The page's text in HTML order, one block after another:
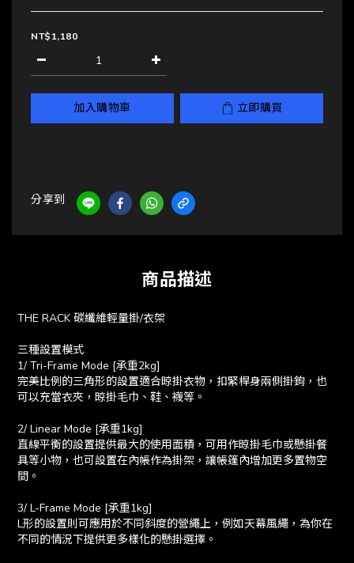
NT$1,180
加入購物車 立即購買
分享到
商品描述
THE RACK 碳纖維輕量掛/衣架
三種設置模式
1/ Tri-Frame Mode [承重2kg]
完美比例的三角形的設置適合晾掛衣物，扣緊桿身兩側掛鉤，也
可以充當衣夾，晾掛毛巾、鞋、襪等。
2/ Linear Mode [承重1kg]
直線平衡的設置提供最大的使用面積，可用作晾掛毛巾或懸掛餐
具等小物，也可設置在內帳作為掛架，讓帳篷內增加更多置物空
間。
3/ L-Frame Mode [承重1kg]
L形的設置則可應用於不同斜度的營繩上，例如天幕風繩，為你在
不同的情況下提供更多樣化的懸掛選擇。